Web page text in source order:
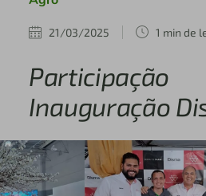
21/03/2025 1 min de
Participação
Inauguração